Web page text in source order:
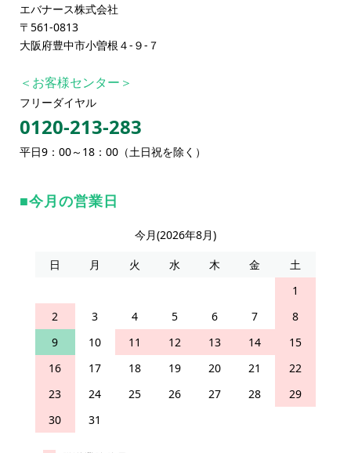
エバナース株式会社
〒561-0813
大阪府豊中市小曽根４-９-７
＜お客様センター＞
フリーダイヤル
0120-213-283
平日9：00～18：00（土日祝を除く）
今月の営業日
今月(2026年8月)
日
月 火 水 木 金
土
1
2
3 4 5 6 7
8
9
10 11 12 13 14
15
16
17 18 19 20 21
22
23
24 25 26 27 28
29
30
31